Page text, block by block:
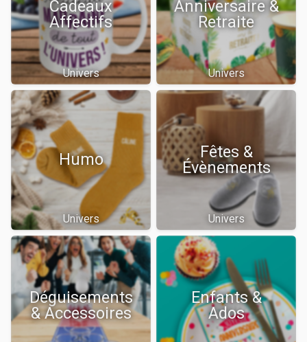
Cadeaux
Affectifs
Univers
Anniversaire &
Retraite
Univers
Humo
Univers
Fêtes &
Évènements
Univers
Déguisements
& Accessoires
Enfants &
Ados